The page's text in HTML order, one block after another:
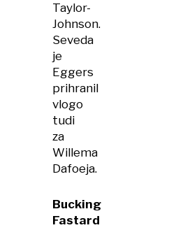
Taylor-
Johnson.
Seveda
je
Eggers
prihranil
vlogo
tudi
za
Willema
Dafoeja.
Bucking
Fastard